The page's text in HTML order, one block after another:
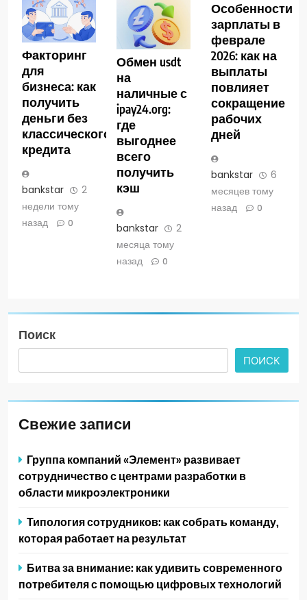
Факторинг
для
бизнеса: как
получить
деньги без
классического
кредита
bankstar
2
недели тому
назад
0
Обмен usdt
на
наличные с
ipay24.org:
где
выгоднее
всего
получить
кэш
bankstar
2
месяца тому
назад
0
Особенности
зарплаты в
феврале
2026: как на
выплаты
повлияет
сокращение
рабочих
дней
bankstar
6
месяцев тому
назад
0
Поиск
ПОИСК
Свежие записи
Группа компаний «Элемент» развивает
сотрудничество с центрами разработки в
области микроэлектроники
Типология сотрудников: как собрать команду,
которая работает на результат
Битва за внимание: как удивить современного
потребителя с помощью цифровых технологий